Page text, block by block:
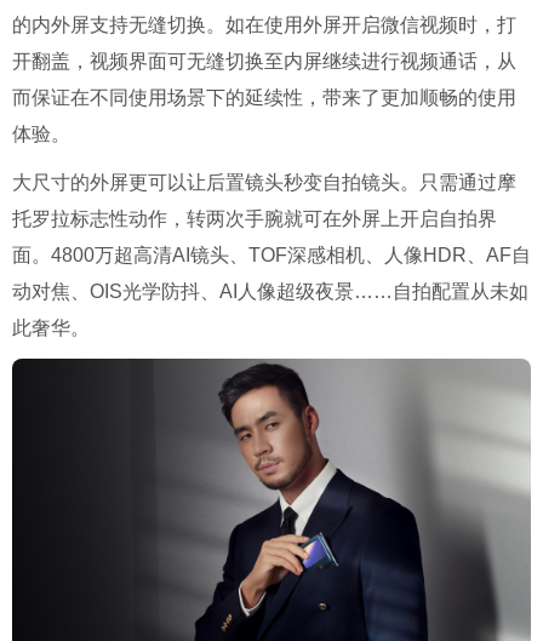
的内外屏支持无缝切换。如在使用外屏开启微信视频时，打
开翻盖，视频界面可无缝切换至内屏继续进行视频通话，从
而保证在不同使用场景下的延续性，带来了更加顺畅的使用
体验。
大尺寸的外屏更可以让后置镜头秒变自拍镜头。只需通过摩
托罗拉标志性动作，转两次手腕就可在外屏上开启自拍界
面。4800万超高清AI镜头、TOF深感相机、人像HDR、AF自
动对焦、OIS光学防抖、AI人像超级夜景……自拍配置从未如
此奢华。